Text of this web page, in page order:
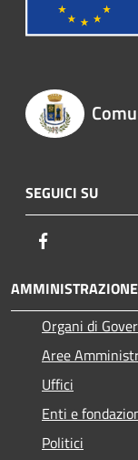
SEGUICI SU
AMMINISTRAZIONE
Organi di
Aree
Uffici
Enti e
Politici